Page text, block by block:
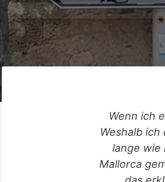
Wenn ich
Weshalb
lange wie
Mallorca